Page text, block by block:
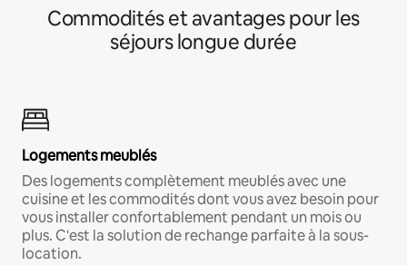
Commodités et avantages pour les
séjours longue durée
Logements meublés
Des logements complètement meublés avec une
cuisine et les commodités dont vous avez besoin pour
vous installer confortablement pendant un mois ou
plus. C'est la solution de rechange parfaite à la sous-
location.